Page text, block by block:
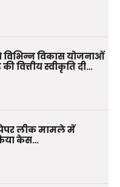
विभिन्न विकास योजनाओं
वित्तीय स्वीकृति दी…
लीक मामले में
केस…